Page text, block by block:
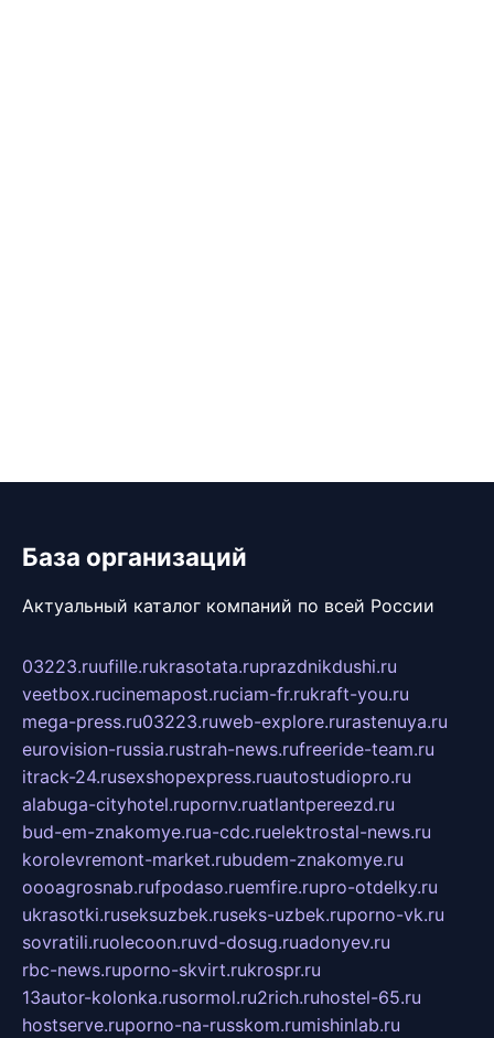
База организаций
Актуальный каталог компаний по всей России
03223.ruufille.rukrasotata.ruprazdnikdushi.ru
veetbox.rucinemapost.ruciam-fr.rukraft-you.ru
mega-press.ru03223.ruweb-explore.rurastenuya.ru
eurovision-russia.rustrah-news.rufreeride-team.ru
itrack-24.rusexshopexpress.ruautostudiopro.ru
alabuga-cityhotel.rupornv.ruatlantpereezd.ru
bud-em-znakomye.rua-cdc.ruelektrostal-news.ru
korolevremont-market.rubudem-znakomye.ru
oooagrosnab.rufpodaso.ruemfire.rupro-otdelky.ru
ukrasotki.ruseksuzbek.ruseks-uzbek.ruporno-vk.ru
sovratili.ruolecoon.ruvd-dosug.ruadonyev.ru
rbc-news.ruporno-skvirt.rukrospr.ru
13autor-kolonka.rusormol.ru2rich.ruhostel-65.ru
hostserve.ruporno-na-russkom.rumishinlab.ru